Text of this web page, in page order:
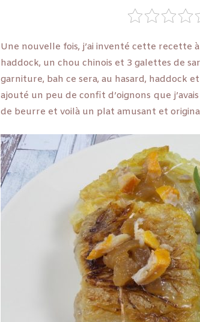
Une nouvelle fois, j’ai inventé cette recette
haddock, un chou chinois et 3 galettes de
garniture, bah ce sera, au hasard, haddock
ajouté un peu de confit d’oignons que
de beurre et voilà un plat amusant et